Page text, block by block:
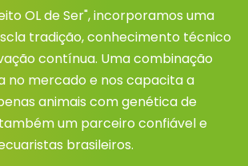
OL de Ser", incorporamos uma
tradição, conhecimento técnico
contínua. Uma combinação
no mercado e nos capacita a
animais com genética de
um parceiro confiável e
brasileiros.